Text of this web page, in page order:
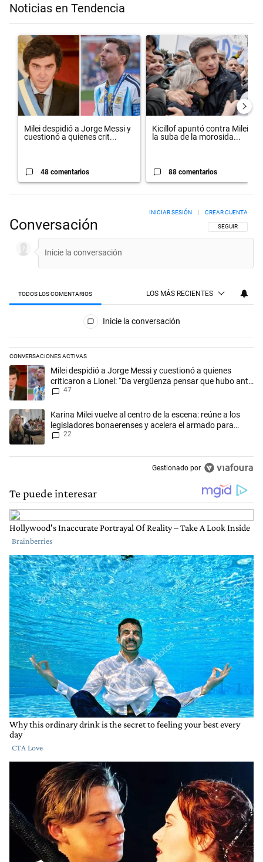
Noticias en Tendencia
Un artículo de tendencia con el título "Milei despidió a Jorge Messi
Milei despidió a Jorge Messi y
cuestionó a quienes crit...
48 comentarios
Un artículo de tendencia con el
Kicillof apuntó contra Milei por
la suba de la morosida...
88 comentarios
Conversación SIGA ESTA
SEGUIR
INICIAR SESIÓN | CREAR CUENTA
TODOS LOS COMENTARIOS LOS MÁS RECIENTES
Todos los comentarios
Inicie la conversación
CONVERSACIONES ACTIVAS
Este listado muestra los artículos con más comentarios en los
Un artículo de tendencia con el título "Milei despidió a Jorge Messi y
Milei despidió a Jorge Messi y cuestionó a quienes
criticaron a Lionel: “Da vergüenza pensar que hubo anti-
Messi”
47
Un artículo de tendencia con el título "Karina Milei vuelve al centro de
Karina Milei vuelve al centro de la escena: reúne a los
legisladores bonaerenses y acelera el armado para
2027
22
Gestionado por